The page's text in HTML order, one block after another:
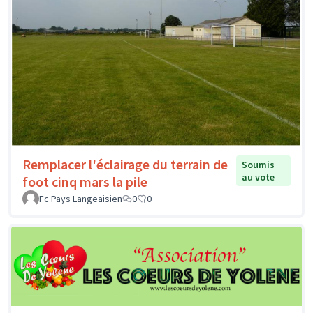
Remplacer l'éclairage du terrain de
foot cinq mars la pile
Soumis
au vote
Fc Pays Langeaisien
0 0